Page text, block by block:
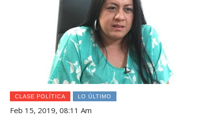
CLASE POLÍTICA LO ÚLTIMO
Feb 15, 2019, 08:11 Am